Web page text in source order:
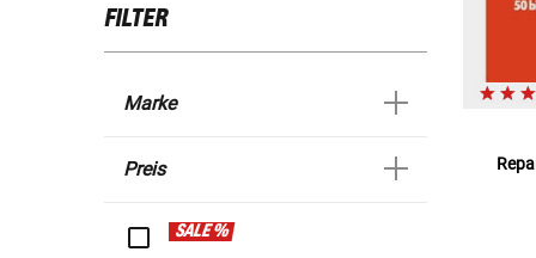
FILTER
Marke
Preis
SALE %